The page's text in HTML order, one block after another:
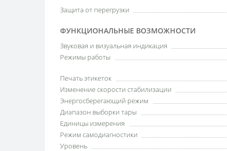
Защита от перегрузки
ФУНКЦИОНАЛЬНЫЕ ВОЗМОЖНОСТИ
Звуковая и визуальная индикация
Режимы работы
Печать этикеток
Изменение скорости стабилизации
Энергосберегающий режим
Диапазон выборки тары
Единицы измерения
Режим самодиагностики
Уровень